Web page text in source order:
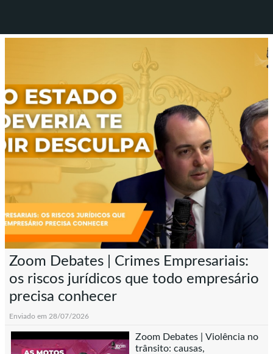
Zoom Debates | Crimes Empresariais:
os riscos jurídicos que todo empresário
precisa conhecer
Enviado em 28/07/2026
Zoom Debates | Violência no
trânsito: causas,